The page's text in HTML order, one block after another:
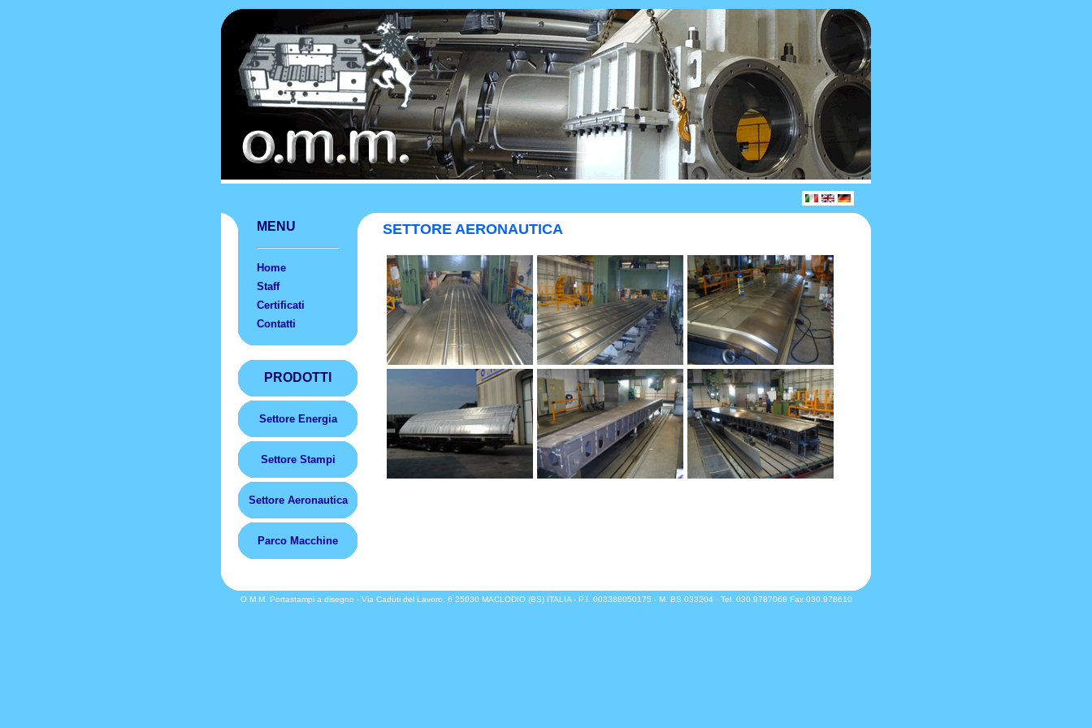
MENU
Home
Staff
Certificati
Contatti
PRODOTTI
Settore Energia
Settore Stampi
Settore Aeronautica
Parco Macchine
SETTORE AERONAUTICA
O.M.M. Portastampi a disegno - Via Caduti del Lavoro, 6 25030 MACLODIO (BS) ITALIA - P.I. 003388050175 - M. BS 033204 - Tel. 030.9787068 Fax 030.978610